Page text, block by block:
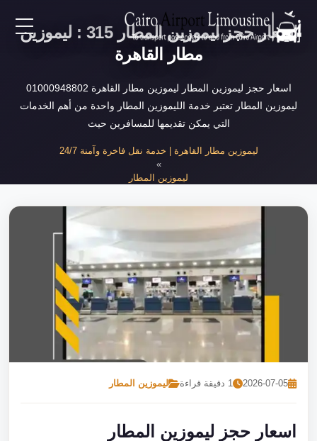
EN
AR
خدمات المطار
نحن
اسعار حجز ليموزين المطار 315 : ليموزين
مطار القاهرة
اسعار حجز ليموزين المطار ليموزين مطار القاهرة 01000948802
ليموزين المطار تعتبر خدمة الليموزين المطار واحدة من أهم الخدمات
التي يمكن تقديمها للمسافرين حيث
ليموزين مطار القاهرة | خدمة نقل فاخرة وآمنة 24/7
ليموزين المطار
اسعار حجز ليموزين المطار
2026-07-05 1 دقيقة قراءة ليموزين المطار
اسعار حجز ليموزين المطار